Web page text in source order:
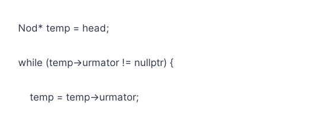
Nod* temp = head;
while (temp->urmator != nullptr) {
temp = temp->urmator;